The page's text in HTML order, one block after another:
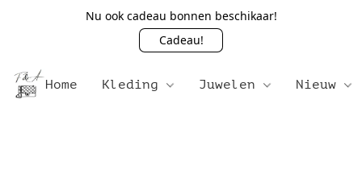
Nu ook cadeau bonnen beschikaar!
Cadeau!
Home Kleding Juwelen Nieuw